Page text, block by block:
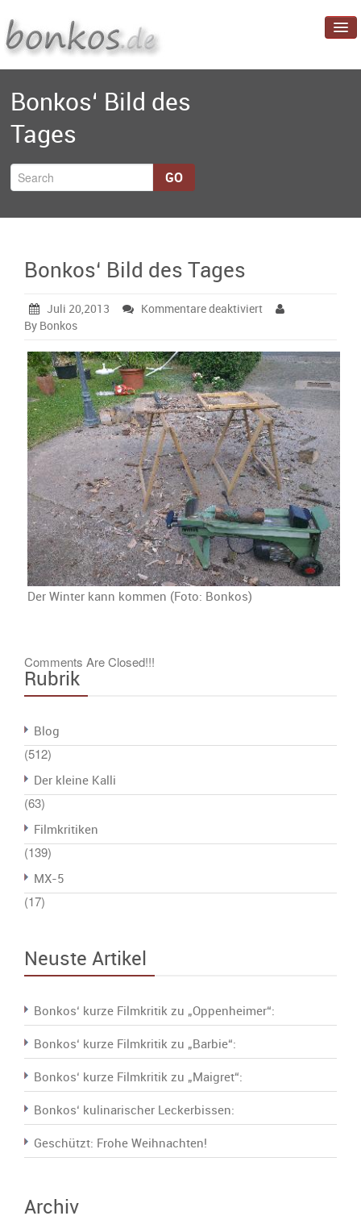
Startseite
Blog
Projekte
Über mich
Bonkos‘ Bild des
Tages
GO
Bonkos‘ Bild des Tages
Juli 20,2013 Kommentare deaktiviertfür
des
Tages
By Bonkos
Der Winter kann kommen (Foto: Bonkos)
Comments Are Closed!!!
Rubrik
Blog
(512)
Der kleine Kalli
(63)
Filmkritiken
(139)
MX-5
(17)
Neuste Artikel
Bonkos‘ kurze Filmkritik zu „Oppenheimer“:
Bonkos‘ kurze Filmkritik zu „Barbie“:
Bonkos‘ kurze Filmkritik zu „Maigret“:
Bonkos‘ kulinarischer Leckerbissen:
Geschützt: Frohe Weihnachten!
Archiv